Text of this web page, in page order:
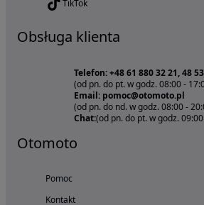
TikTok
Obsługa klienta
Telefon: +48 61 880 32 21, 48
(od pn. do pt. w godz. 08:00 -
Email: pomoc@otomoto.pl
(od pn. do nd. w godz. 08:00 -
Chat:(od pn. do pt. w godz.
Otomoto
Pomoc
Kontakt